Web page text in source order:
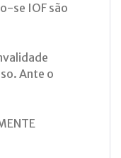
se IOF são
Ante o